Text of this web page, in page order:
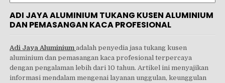
ADI JAYA ALUMINIUM TUKANG KUSEN ALUMINIUM
DAN PEMASANGAN KACA PROFESIONAL
Adi Jaya Aluminium adalah penyedia jasa tukang kusen
aluminium dan pemasangan kaca profesional terpercaya
dengan pengalaman lebih dari 10 tahun. Artikel ini menyajikan
informasi mendalam mengenai layanan unggulan, keunggulan